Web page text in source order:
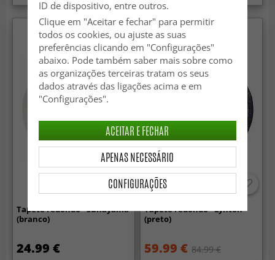
Tapete redondo - Sunayama
(branco)
24.99 €
Tapete redondo - Lynton
(preto)
59.99 € 84.99 €
ID de dispositivo, entre outros.
Clique em "Aceitar e fechar" para permitir
todos os cookies, ou ajuste as suas
preferências clicando em "Configurações"
abaixo. Pode também saber mais sobre como
as organizações terceiras tratam os seus
dados através das ligações acima e em
"Configurações".
CONFIGURAÇÕES
APENAS NECESSÁRIO
ACEITAR E FECHAR